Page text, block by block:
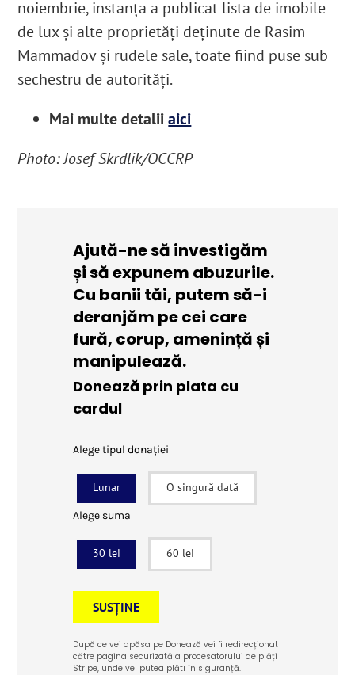
noiembrie, instanța a publicat lista de imobile
de lux și alte proprietăți deținute de Rasim
Mammadov și rudele sale, toate fiind puse sub
sechestru de autorități.
Mai multe detaliiaici
Photo: Josef Skrdlik/OCCRP
Ajută-ne să investigăm
și să expunem abuzurile.
Cu banii tăi, putem să-i
deranjăm pe cei care
fură, corup, amenință și
manipulează.
Donează prin plata cu
cardul
Alege tipul donației
Lunar O singură dată
Alege suma
30 lei 60 lei
SUSȚINE
După ce vei apăsa pe Donează vei fi redirecționat
către pagina securizată a procesatorului de plăți
Stripe, unde vei putea plăti în siguranță.